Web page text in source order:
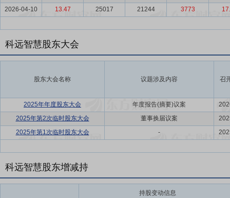
2026-04-10
13.47 25017 21244 3773
科远智慧股东大会
股东大会名称 议题涉及内容 召
2025年年度股东大会 年度报告(摘要)议案
2025年第2次临时股东大会
董事换届议案
2025年第1次临时股东大会
-
科远智慧股东增减持
持股变动信息